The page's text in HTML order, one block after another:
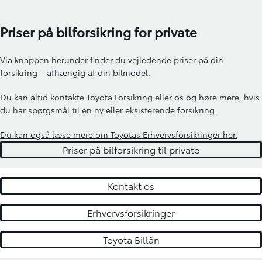
Priser på bilforsikring for private
Via knappen herunder finder du vejledende priser på din
forsikring – afhængig af din bilmodel.
Du kan altid kontakte Toyota Forsikring eller os og høre mere, hvis
du har spørgsmål til en ny eller eksisterende forsikring.
Du kan også læse mere om Toyotas Erhvervsforsikringer her.
Priser på bilforsikring til private
Kontakt os
Erhvervsforsikringer
Toyota Billån